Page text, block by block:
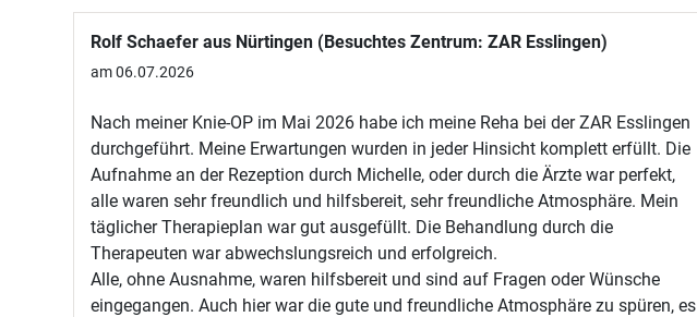
Rolf Schaefer aus Nürtingen (Besuchtes Zentrum: ZAR Esslingen)
am 06.07.2026
Nach meiner Knie-OP im Mai 2026 habe ich meine Reha bei der ZAR Esslingen
durchgeführt. Meine Erwartungen wurden in jeder Hinsicht komplett erfüllt. Die
Aufnahme an der Rezeption durch Michelle, oder durch die Ärzte war perfekt,
alle waren sehr freundlich und hilfsbereit, sehr freundliche Atmosphäre. Mein
täglicher Therapieplan war gut ausgefüllt. Die Behandlung durch die
Therapeuten war abwechslungsreich und erfolgreich.
Alle, ohne Ausnahme, waren hilfsbereit und sind auf Fragen oder Wünsche
eingegangen. Auch hier war die gute und freundliche Atmosphäre zu spüren, es